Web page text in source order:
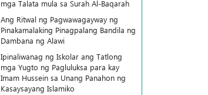
mga Talata mula sa Surah Al-Baqarah
Ang Ritwal ng Pagwawagayway ng
Pinakamalaking Pinagpalang Bandila ng
Dambana ng Alawi
Ipinaliwanag ng Iskolar ang Tatlong
mga Yugto ng Pagluluksa para kay
Imam Hussein sa Unang Panahon ng
Kasaysayang Islamiko